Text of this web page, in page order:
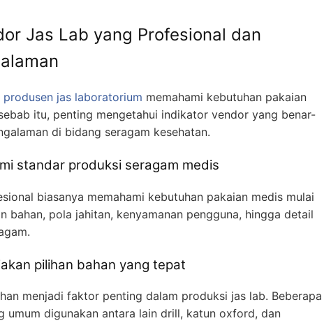
Jas Lab yang Profesional dan
produsen jas laboratorium memahami kebutuhan pakaian
itu, penting mengetahui indikator vendor yang benar-
di bidang seragam kesehatan.
standar produksi seragam medis
biasanya memahami kebutuhan pakaian medis mulai
bahan, pola jahitan, kenyamanan pengguna, hingga detail
pilihan bahan yang tepat
menjadi faktor penting dalam produksi jas lab. Beberapa
umum digunakan antara lain drill, katun oxford, dan